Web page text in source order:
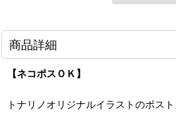
商品詳細
【ネコポスＯＫ】
トナリノオリジナルイラストのポスト